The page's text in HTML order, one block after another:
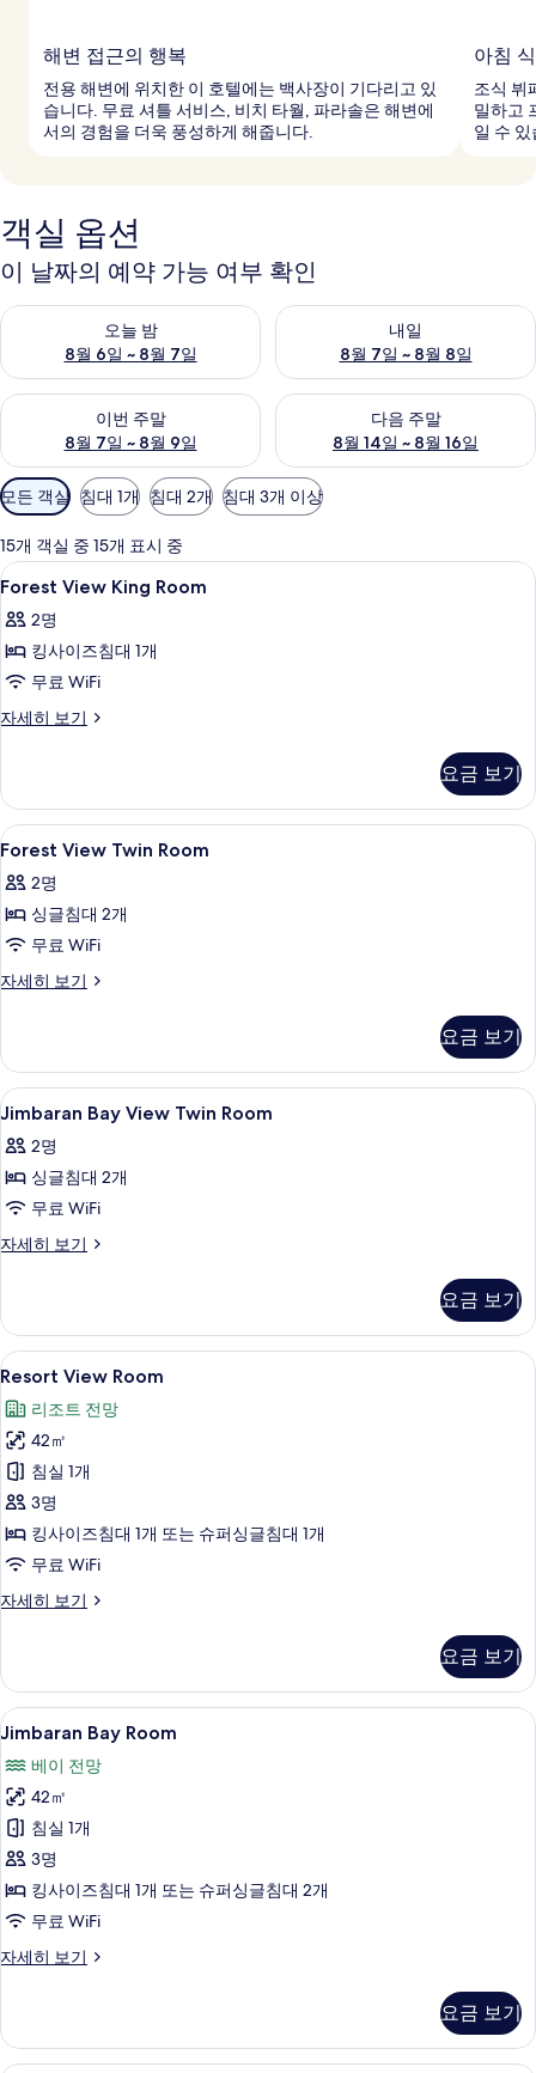
해변 접근의 행복
전용 해변에 위치한 이 호텔에는 백사장이 기다리고 있
습니다. 무료 셔틀 서비스, 비치 타월, 파라솔은 해변에
서의 경험을 더욱 풍성하게 해줍니다.
아침
조식 뷔
밀하고
일 수
객실 옵션
이 날짜의 예약 가능 여부 확인
오늘 밤
8월 6일 ~ 8월 7일
오늘 밤 예약 가능 여부 확인, 8월 6일 ~ 8월 7일
내일
8월 7일 ~ 8월 8일
내일 예약 가능 여부 확인, 8월
이번 주말
8월 7일 ~ 8월 9일
이번 주말 예약 가능 여부 확인, 8월 7일 ~ 8월 9일
다음 주말
8월 14일 ~ 8월 16일
다음 주말 예약 가능 여부 확인,
객
실
에
사
용
가
능
한
터
모든 객실 침대 1개 침대 2개 침대 3개 이상
15개 객실 중 15개 표시 중
Forest
View
King
Room
사
진
보
기
10
Forest View King Room
2명
킹사이즈침대 1개
무료 WiFi
자세히 보기
Forest
자
세
히
기
요금 보기
Forest
View
Twin
Room
사
진
보
기
5
Forest View Twin Room
2명
싱글침대 2개
무료 WiFi
자세히 보기
Forest
자
세
히
기
요금 보기
Jimbaran
Bay
View
Twin
Room
사
두
보
기
5
Jimbaran Bay View Twin Room
2명
싱글침대 2개
무료 WiFi
자세히 보기
Jimbaran
Room
자
세
보
기
요금 보기
Resort
View
Room
사
진
모
두
보
기
7
Resort View Room
리조트 전망
42㎡
침실 1개
3명
킹사이즈침대 1개 또는 슈퍼싱글침대 1개
무료 WiFi
자세히 보기
Resort
세
히
보
요금 보기
Jimbaran
Bay
Room
사
진
모
두
보
기
7
Jimbaran Bay Room
베이 전망
42㎡
침실 1개
3명
킹사이즈침대 1개 또는 슈퍼싱글침대 2개
무료 WiFi
자세히 보기
Jimbaran
세
히
요금 보기